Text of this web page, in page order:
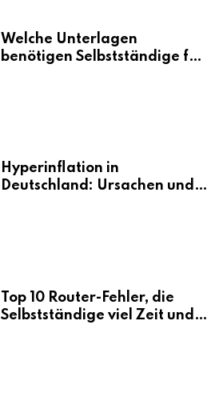
Welche Unterlagen
benötigen Selbstständige für
Hyperinflation in
Deutschland: Ursachen und
Top 10 Router-Fehler, die
Selbstständige viel Zeit und